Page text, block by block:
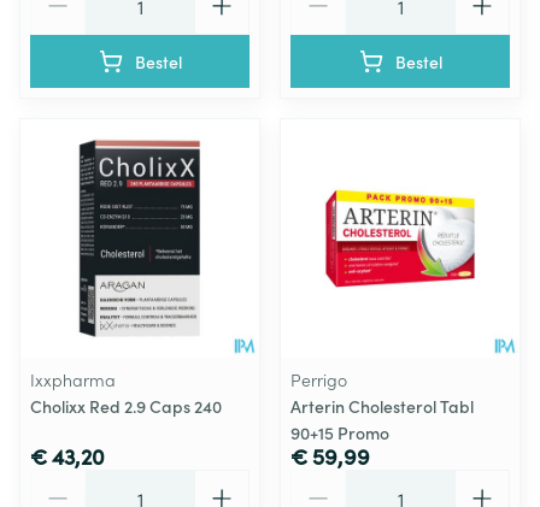
Bestel Bestel
Ixxpharma
Cholixx Red 2.9 Caps 240
€ 43,20
Perrigo
Arterin Cholesterol Tabl
90+15 Promo
€ 59,99